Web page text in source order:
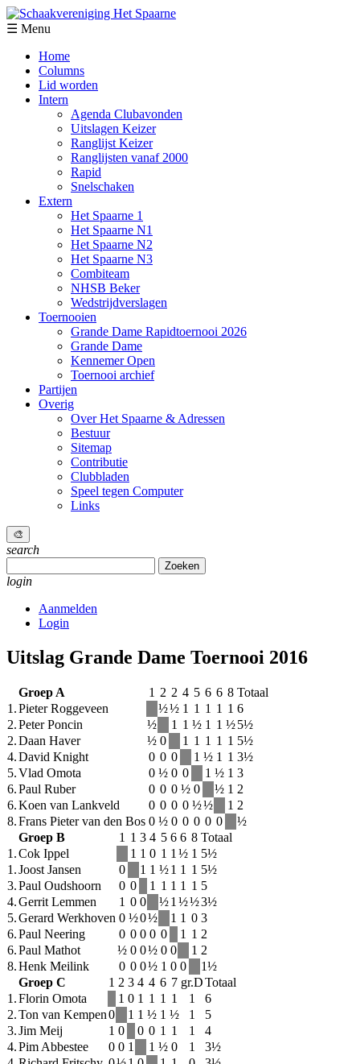
☰ Menu
Home
Columns
Lid worden
Intern
Agenda Clubavonden
Uitslagen Keizer
Ranglijst Keizer
Ranglijsten vanaf 2000
Rapid
Snelschaken
Extern
Het Spaarne 1
Het Spaarne N1
Het Spaarne N2
Het Spaarne N3
Combiteam
NHSB Beker
Wedstrijdverslagen
Toernooien
Grande Dame Rapidtoernooi 2026
Grande Dame
Kennemer Open
Toernooi archief
Partijen
Overig
Over Het Spaarne & Adressen
Bestuur
Sitemap
Contributie
Clubbladen
Speel tegen Computer
Links
🎨
search
naar:
login
Aanmelden
Login
Uitslag Grande Dame Toernooi 2016
Groep A 1 2 2 4 5 6 6 8 Totaal
1.Pieter Roggeveen ½½ 1 1 1 1 1 6
2.Peter Poncin ½ 1 1 ½ 1 1 ½5½
2.Daan Haver ½ 0 1 1 1 1 1 5½
4.David Knight 0 0 0 1 ½ 1 1 3½
5.Vlad Omota 0 ½ 0 0 1 ½ 1 3
6.Paul Ruber 0 0 0 ½ 0 ½ 1 2
6.Koen van Lankveld 0 0 0 0 ½½ 1 2
8.Frans Pieter van den Bos 0 ½ 0 0 0 0 0
½
Groep B
1 1 3 4 5 6 6 8 Totaal
1.Cok Ippel 1 1 0 1 1 ½ 1 5½
1.Joost Jansen 0 1 1 ½1 1 1 5½
3.Paul Oudshoorn 0 0 1 1 1 1 1 5
4.Gerrit Lemmen 1 0 0 ½1 ½½3½
5.Gerard Werkhoven 0 ½0½ 1 1 0 3
6.Paul Neering 0 0 0 0 0 1 1 2
6.Paul Mathot ½ 0 0½ 0 0 1 2
8.Henk Meilink 0 0 0½ 1 0 0
1½
Groep C
1 2 3 4 4 6 7 gr.DTotaal
1.Florin Omota 1 0 1 1 1 1 1
6
2.Ton van Kempen0 1 1 ½ 1 ½ 1
5
3.Jim Meij 1 0 0 0 1 1 1
4
4.Pim Abbestee 0 0 1 1 ½ 0 1
3½